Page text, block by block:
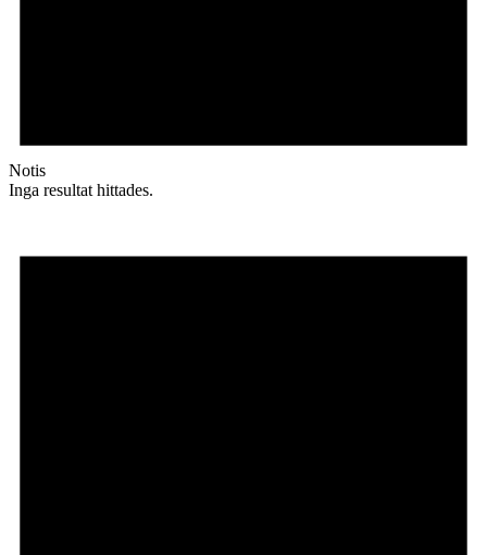
Notis
Inga resultat hittades.